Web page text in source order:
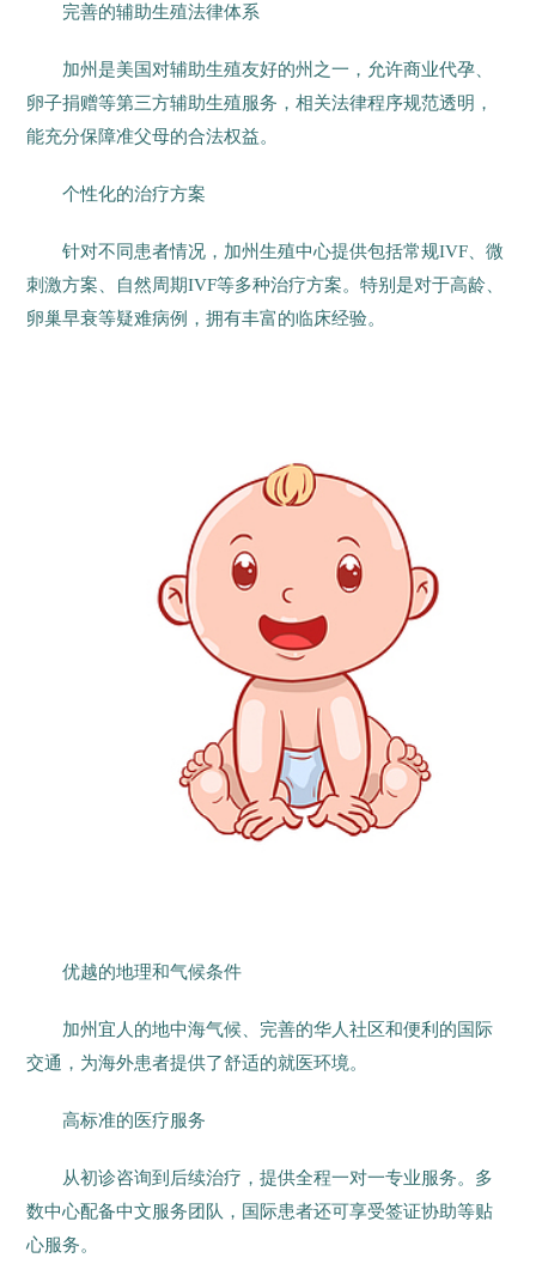
完善的辅助生殖法律体系
加州是美国对辅助生殖友好的州之一，允许商业代孕、
卵子捐赠等第三方辅助生殖服务，相关法律程序规范透明，
能充分保障准父母的合法权益。
个性化的治疗方案
针对不同患者情况，加州生殖中心提供包括常规IVF、微
刺激方案、自然周期IVF等多种治疗方案。特别是对于高龄、
卵巢早衰等疑难病例，拥有丰富的临床经验。
优越的地理和气候条件
加州宜人的地中海气候、完善的华人社区和便利的国际
交通，为海外患者提供了舒适的就医环境。
高标准的医疗服务
从初诊咨询到后续治疗，提供全程一对一专业服务。多
数中心配备中文服务团队，国际患者还可享受签证协助等贴
心服务。